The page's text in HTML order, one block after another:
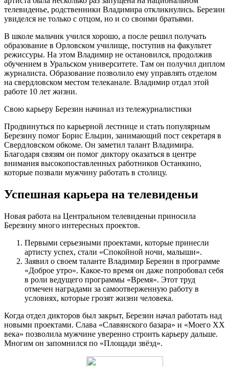
телевиденье, родственники Владимира откликнулись. Березин
увиделся не только с отцом, но и со своими братьями.
В школе мальчик учился хорошо, а после решил получать
образование в Орловском училище, поступив на факультет
режиссуры. На этом Владимир не остановился, продолжив
обучением в Уральском университете. Там он получил диплом
журналиста. Образование позволило ему управлять отделом
на свердловском местом телеканале. Владимир отдал этой
работе 10 лет жизни.
Свою карьеру Березин начинал из тележурналистики
Продвинуться по карьерной лестнице и стать популярным
Березину помог Борис Ельцин, занимающий пост секретаря в
Свердловском обкоме. Он заметил талант Владимира.
Благодаря связям он помог диктору оказаться в центре
внимания высокопоставленных работников Останкино,
которые позвали мужчину работать в столицу.
Успешная карьера на телевиденьи
Новая работа на Центральном телевиденьи приносила
Березину много интересных проектов.
Первыми серьезными проектами, которые принесли
артисту успех, стали «Спокойной ночи, малыши».
Заявил о своем таланте Владимир Березин в программе
«Доброе утро». Какое-то время он даже попробовал себя
в роли ведущего программы «Время». Этот труд
отмечен наградами за самоотверженную работу в
условиях, которые грозят жизни человека.
Когда отдел дикторов был закрыт, Березин начал работать над
новыми проектами. Слава «Славянского базара» и «Моего XX
века» позволила мужчине уверенно строить карьеру дальше.
Многим он запомнился по «Площади звёзд».